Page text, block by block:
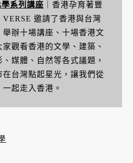
系列講座 ｜香港孕育著豐
邀請了香港與台灣
辦十場講座、十場香港文
觀看香港的文學、建築、
媒體、自然等各式議題，
台灣點起星光，讓我們從
起走入香港。